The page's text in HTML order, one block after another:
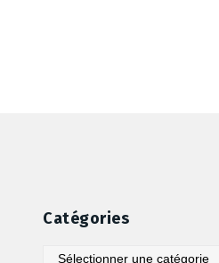
Catégories
Catégories